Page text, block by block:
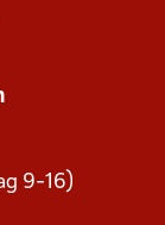
9-16)